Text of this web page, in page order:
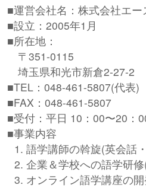
■運営会社名：株式会社エー
■設立：2005年1月
■所在地：
〒351-0115
埼玉県和光市新倉2-27-2
■TEL：048-461-5807(代表)
■FAX：048-461-5807
■受付：平日 10：00〜20：
■事業内容
語学講師の斡旋(英会話
企業＆学校への語学研修(
オンライン語学講座の